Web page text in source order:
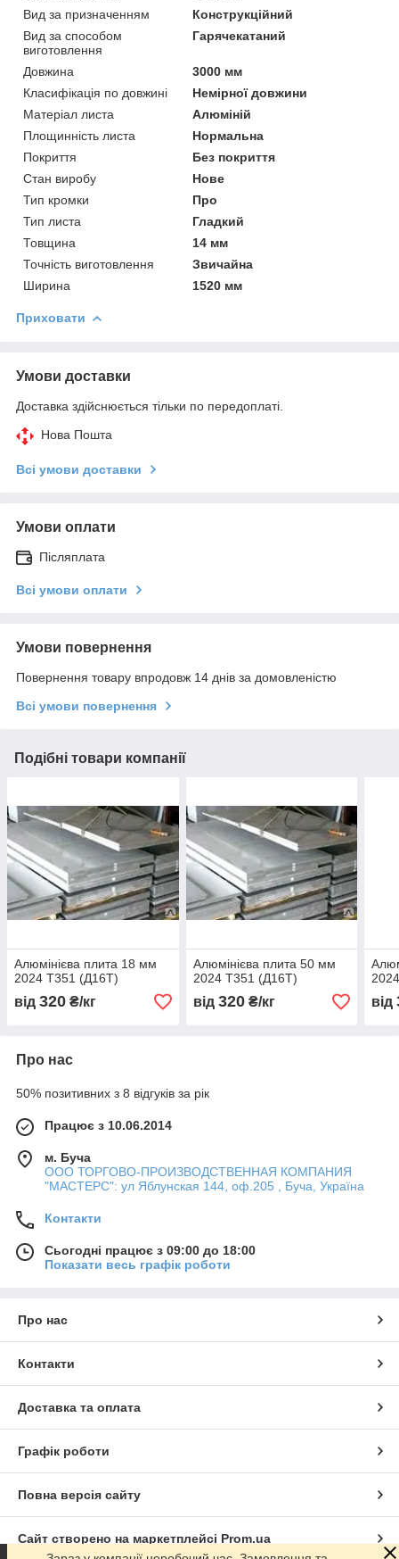
Вид за призначенням
Конструкційний
Вид за способом
виготовлення
Гарячекатаний
Довжина
3000 мм
Класифікація по довжині
Немірної довжини
Матеріал листа
Алюміній
Площинність листа
Нормальна
Покриття
Без покриття
Стан виробу
Нове
Тип кромки
Про
Тип листа
Гладкий
Товщина
14 мм
Точність виготовлення
Звичайна
Ширина
1520 мм
Приховати
Умови доставки
Доставка здійснюється тільки по передоплаті.
Нова Пошта
Всі умови доставки
Умови оплати
Післяплата
Всі умови оплати
Умови повернення
Повернення товару впродовж 14 днів за домовленістю
Всі умови повернення
Подібні товари компанії
Алюмінієва плита 18 мм
2024 T351 (Д16Т)
від 320 ₴/кг
Алюмінієва плита 50 мм
2024 T351 (Д16Т)
від 320₴/кг від
Про нас
50% позитивних з 8 відгуків за рік
Працює з 10.06.2014
м. Буча
ООО ТОРГОВО-ПРОИЗВОДСТВЕННАЯ КОМПАНИЯ
"МАСТЕРС": ул Яблунская 144, оф.205 , Буча, Україна
Контакти
Сьогодні працює з 09:00 до 18:00
Показати весь графік роботи
Про нас
Контакти
Доставка та оплата
Графік роботи
Повна версія сайту
Сайт створено на маркетплейсі Prom.ua